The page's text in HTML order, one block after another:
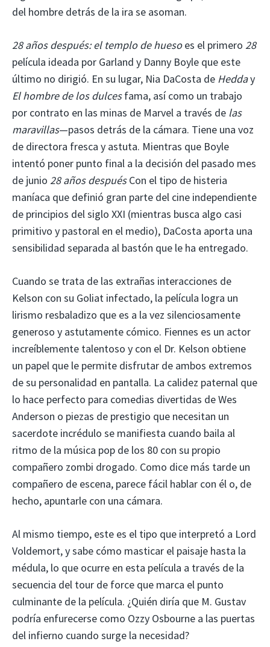
del hombre detrás de la ira se asoman.
28 años después: el templo de huesoes el primero 28
película ideada por Garland y Danny Boyle que este
último no dirigió. En su lugar, Nia DaCosta de Hedday
El hombre de los dulcesfama, así como un trabajo
por contrato en las minas de Marvel a través de las
maravillas—pasos detrás de la cámara. Tiene una voz
de directora fresca y astuta. Mientras que Boyle
intentó poner punto final a la decisión del pasado mes
de junio 28 años despuésCon el tipo de histeria
maníaca que definió gran parte del cine independiente
de principios del siglo XXI (mientras busca algo casi
primitivo y pastoral en el medio), DaCosta aporta una
sensibilidad separada al bastón que le ha entregado.
Cuando se trata de las extrañas interacciones de
Kelson con su Goliat infectado, la película logra un
lirismo resbaladizo que es a la vez silenciosamente
generoso y astutamente cómico. Fiennes es un actor
increíblemente talentoso y con el Dr. Kelson obtiene
un papel que le permite disfrutar de ambos extremos
de su personalidad en pantalla. La calidez paternal que
lo hace perfecto para comedias divertidas de Wes
Anderson o piezas de prestigio que necesitan un
sacerdote incrédulo se manifiesta cuando baila al
ritmo de la música pop de los 80 con su propio
compañero zombi drogado. Como dice más tarde un
compañero de escena, parece fácil hablar con él o, de
hecho, apuntarle con una cámara.
Al mismo tiempo, este es el tipo que interpretó a Lord
Voldemort, y sabe cómo masticar el paisaje hasta la
médula, lo que ocurre en esta película a través de la
secuencia del tour de force que marca el punto
culminante de la película. ¿Quién diría que M. Gustav
podría enfurecerse como Ozzy Osbourne a las puertas
del infierno cuando surge la necesidad?